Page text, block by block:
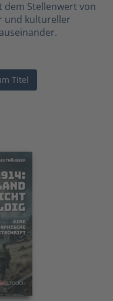
Stellenwert von
und kultureller
Titel